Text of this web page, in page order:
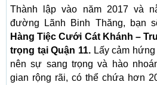
Thành lập vào năm 2017 và
đường Lãnh Binh Thăng, bạn
Hàng Tiệc Cưới Cát Khánh –
trọng tại Quận 11. Lấy cảm
nên sự sang trọng và hào
gian rộng rãi, có thể chứa hơn